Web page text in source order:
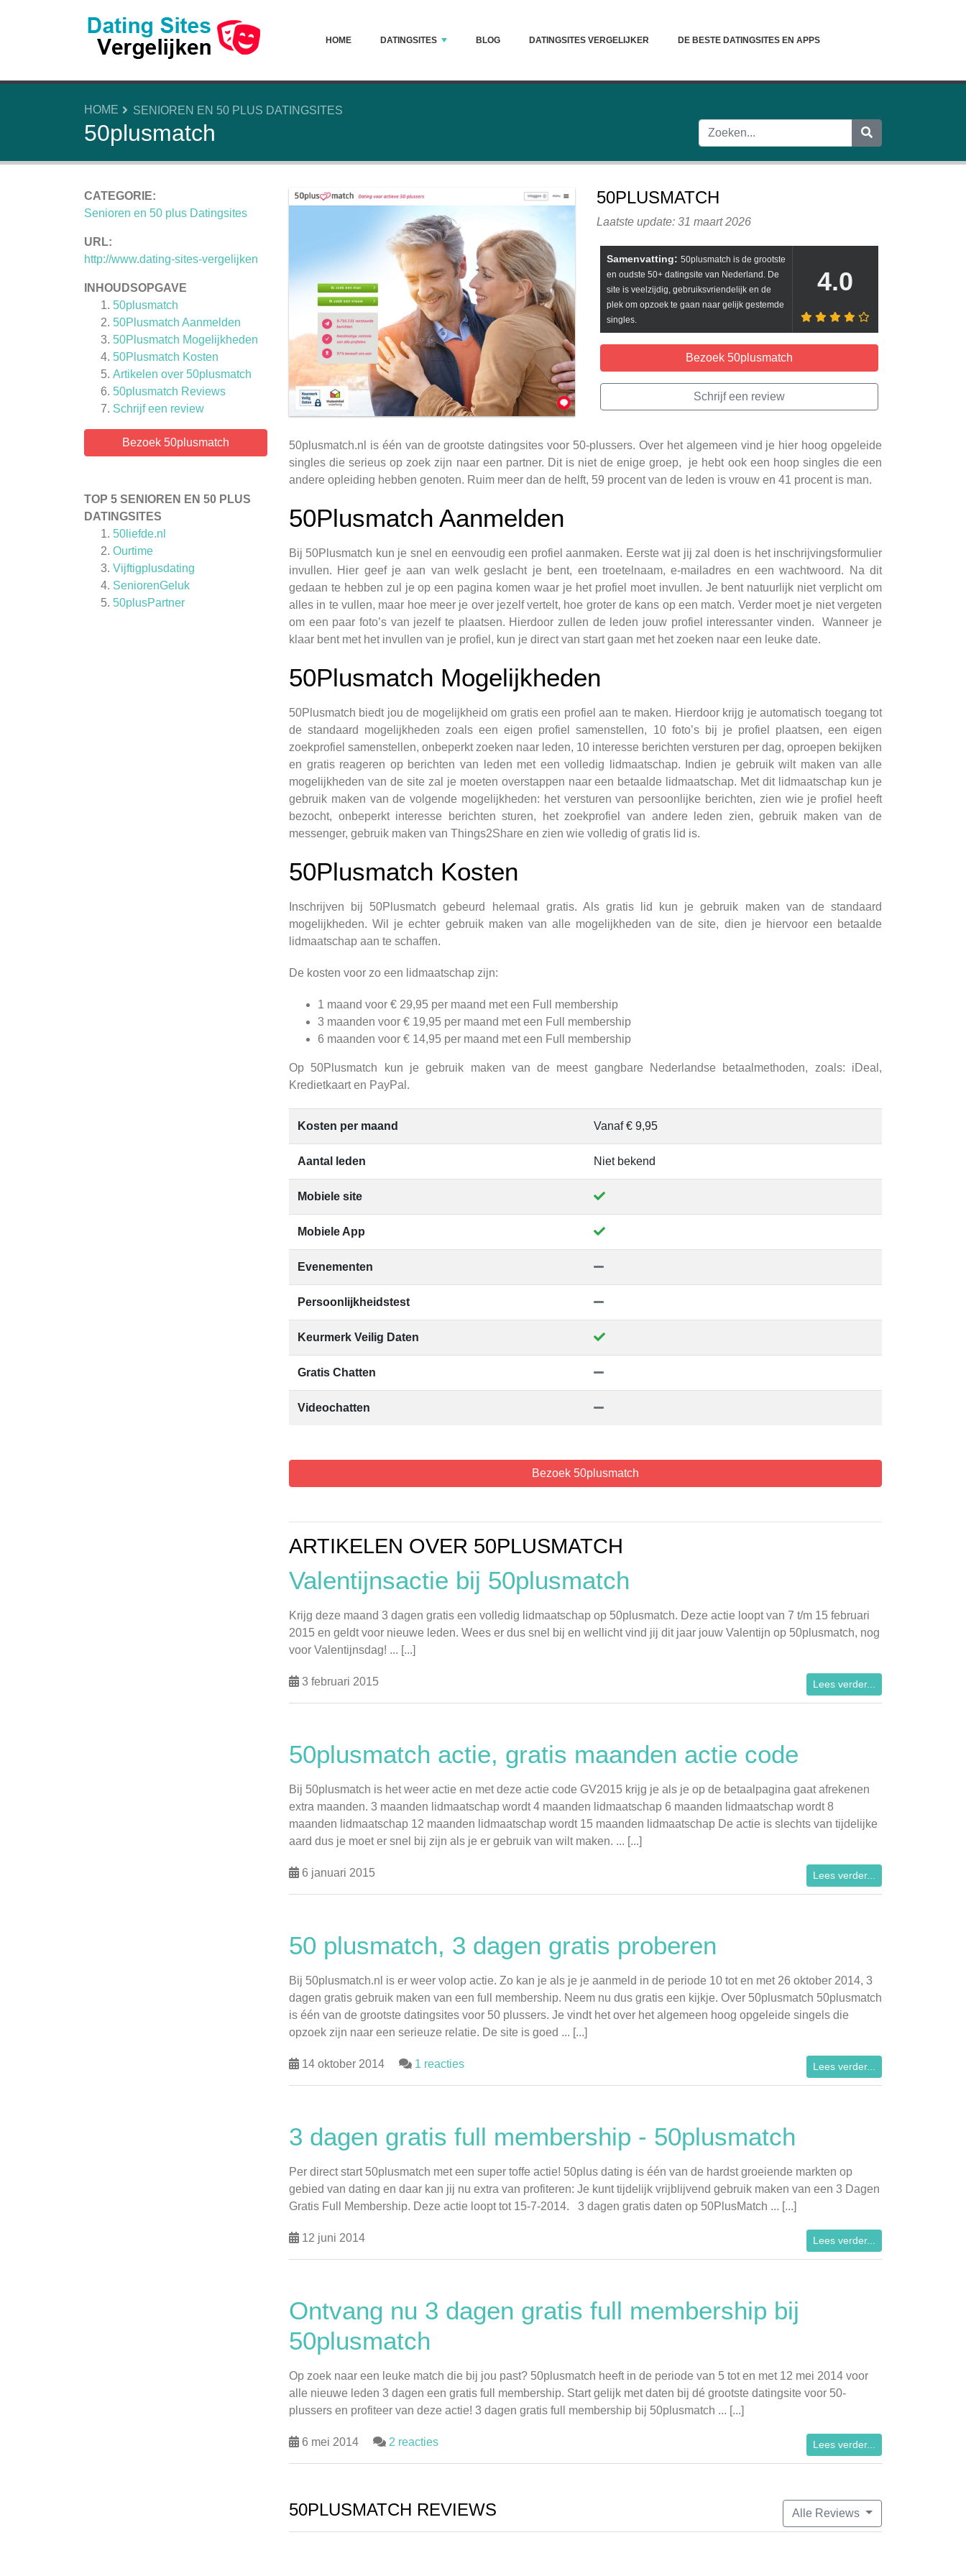
HOME DATINGSITES BLOG DATINGSITES VERGELIJKER DE BESTE DATINGSITES EN APPS
HOME SENIOREN EN 50 PLUS DATINGSITES
50plusmatch
CATEGORIE:
Senioren en 50 plus Datingsites
URL:
http://www.dating-sites-vergelijken
INHOUDSOPGAVE
50plusmatch
50Plusmatch Aanmelden
50Plusmatch Mogelijkheden
50Plusmatch Kosten
Artikelen over 50plusmatch
50plusmatch Reviews
Schrijf een review
Bezoek 50plusmatch
TOP 5 SENIOREN EN 50 PLUS
DATINGSITES
50liefde.nl
Ourtime
Vijftigplusdating
SeniorenGeluk
50plusPartner
50PLUSMATCH
Laatste update: 31 maart 2026
Samenvatting: 50plusmatch is de grootste
en oudste 50+ datingsite van Nederland. De
site is veelzijdig, gebruiksvriendelijk en de
plek om opzoek te gaan naar gelijk gestemde
singles.
4.0
Bezoek 50plusmatch
Schrijf een review
50plusmatch.nl is één van de grootste datingsites voor 50-plussers. Over het algemeen vind je hier hoog opgeleide
singles die serieus op zoek zijn naar een partner. Dit is niet de enige groep, je hebt ook een hoop singles die een
andere opleiding hebben genoten. Ruim meer dan de helft, 59 procent van de leden is vrouw en 41 procent is man.
50Plusmatch Aanmelden
Bij 50Plusmatch kun je snel en eenvoudig een profiel aanmaken. Eerste wat jij zal doen is het inschrijvingsformulier
invullen. Hier geef je aan van welk geslacht je bent, een troetelnaam, e-mailadres en een wachtwoord. Na dit
gedaan te hebben zul je op een pagina komen waar je het profiel moet invullen. Je bent natuurlijk niet verplicht om
alles in te vullen, maar hoe meer je over jezelf vertelt, hoe groter de kans op een match. Verder moet je niet vergeten
om een paar foto’s van jezelf te plaatsen. Hierdoor zullen de leden jouw profiel interessanter vinden. Wanneer je
klaar bent met het invullen van je profiel, kun je direct van start gaan met het zoeken naar een leuke date.
50Plusmatch Mogelijkheden
50Plusmatch biedt jou de mogelijkheid om gratis een profiel aan te maken. Hierdoor krijg je automatisch toegang tot
de standaard mogelijkheden zoals een eigen profiel samenstellen, 10 foto’s bij je profiel plaatsen, een eigen
zoekprofiel samenstellen, onbeperkt zoeken naar leden, 10 interesse berichten versturen per dag, oproepen bekijken
en gratis reageren op berichten van leden met een volledig lidmaatschap. Indien je gebruik wilt maken van alle
mogelijkheden van de site zal je moeten overstappen naar een betaalde lidmaatschap. Met dit lidmaatschap kun je
gebruik maken van de volgende mogelijkheden: het versturen van persoonlijke berichten, zien wie je profiel heeft
bezocht, onbeperkt interesse berichten sturen, het zoekprofiel van andere leden zien, gebruik maken van de
messenger, gebruik maken van Things2Share en zien wie volledig of gratis lid is.
50Plusmatch Kosten
Inschrijven bij 50Plusmatch gebeurd helemaal gratis. Als gratis lid kun je gebruik maken van de standaard
mogelijkheden. Wil je echter gebruik maken van alle mogelijkheden van de site, dien je hiervoor een betaalde
lidmaatschap aan te schaffen.
De kosten voor zo een lidmaatschap zijn:
1 maand voor € 29,95 per maand met een Full membership
3 maanden voor € 19,95 per maand met een Full membership
6 maanden voor € 14,95 per maand met een Full membership
Op 50Plusmatch kun je gebruik maken van de meest gangbare Nederlandse betaalmethoden, zoals: iDeal,
Kredietkaart en PayPal.
Kosten per maand Vanaf € 9,95
Aantal leden Niet bekend
Mobiele site
Mobiele App
Evenementen
Persoonlijkheidstest
Keurmerk Veilig Daten
Gratis Chatten
Videochatten
Bezoek 50plusmatch
ARTIKELEN OVER 50PLUSMATCH
Valentijnsactie bij 50plusmatch
Krijg deze maand 3 dagen gratis een volledig lidmaatschap op 50plusmatch. Deze actie loopt van 7 t/m 15 februari
2015 en geldt voor nieuwe leden. Wees er dus snel bij en wellicht vind jij dit jaar jouw Valentijn op 50plusmatch, nog
voor Valentijnsdag! ... [...]
3 februari 2015 Lees verder...
50plusmatch actie, gratis maanden actie code
Bij 50plusmatch is het weer actie en met deze actie code GV2015 krijg je als je op de betaalpagina gaat afrekenen
extra maanden. 3 maanden lidmaatschap wordt 4 maanden lidmaatschap 6 maanden lidmaatschap wordt 8
maanden lidmaatschap 12 maanden lidmaatschap wordt 15 maanden lidmaatschap De actie is slechts van tijdelijke
aard dus je moet er snel bij zijn als je er gebruik van wilt maken. ... [...]
6 januari 2015 Lees verder...
50 plusmatch, 3 dagen gratis proberen
Bij 50plusmatch.nl is er weer volop actie. Zo kan je als je je aanmeld in de periode 10 tot en met 26 oktober 2014, 3
dagen gratis gebruik maken van een full membership. Neem nu dus gratis een kijkje. Over 50plusmatch 50plusmatch
is één van de grootste datingsites voor 50 plussers. Je vindt het over het algemeen hoog opgeleide singels die
opzoek zijn naar een serieuze relatie. De site is goed ... [...]
14 oktober 2014 1 reacties Lees verder...
3 dagen gratis full membership - 50plusmatch
Per direct start 50plusmatch met een super toffe actie! 50plus dating is één van de hardst groeiende markten op
gebied van dating en daar kan jij nu extra van profiteren: Je kunt tijdelijk vrijblijvend gebruik maken van een 3 Dagen
Gratis Full Membership. Deze actie loopt tot 15-7-2014. 3 dagen gratis daten op 50PlusMatch ... [...]
12 juni 2014 Lees verder...
Ontvang nu 3 dagen gratis full membership bij
50plusmatch
Op zoek naar een leuke match die bij jou past? 50plusmatch heeft in de periode van 5 tot en met 12 mei 2014 voor
alle nieuwe leden 3 dagen een gratis full membership. Start gelijk met daten bij dé grootste datingsite voor 50-
plussers en profiteer van deze actie! 3 dagen gratis full membership bij 50plusmatch ... [...]
6 mei 2014 2 reacties Lees verder...
Alle Reviews
50PLUSMATCH REVIEWS